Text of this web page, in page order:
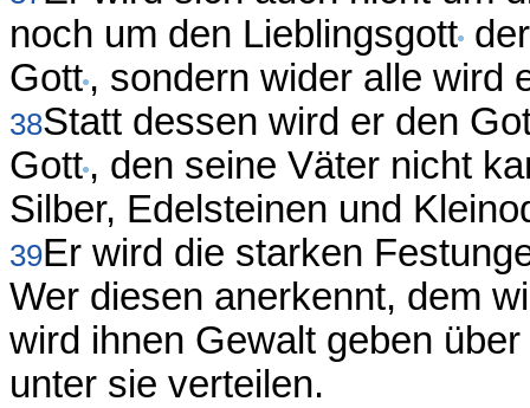
noch um den Lieblingsgott
Gott , sondern wider alle wird
38Statt dessen wird er den
Gott , den seine Väter nicht
Silber, Edelsteinen und
39Er wird die starken
Wer diesen anerkennt, dem
wird ihnen Gewalt geben
unter sie verteilen.